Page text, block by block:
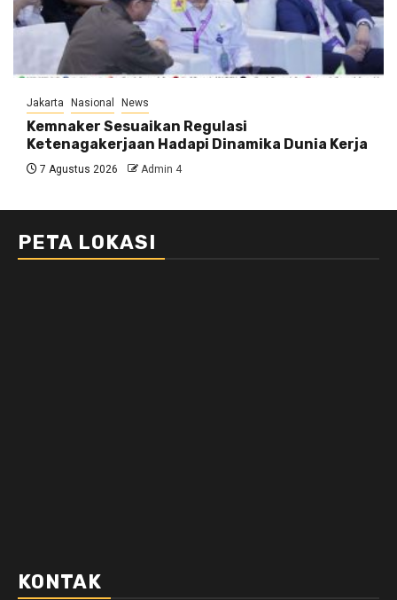
Jakarta Nasional News
Kemnaker Sesuaikan Regulasi
Ketenagakerjaan Hadapi Dinamika Dunia Kerja
7 Agustus 2026 Admin 4
PETA LOKASI
KONTAK